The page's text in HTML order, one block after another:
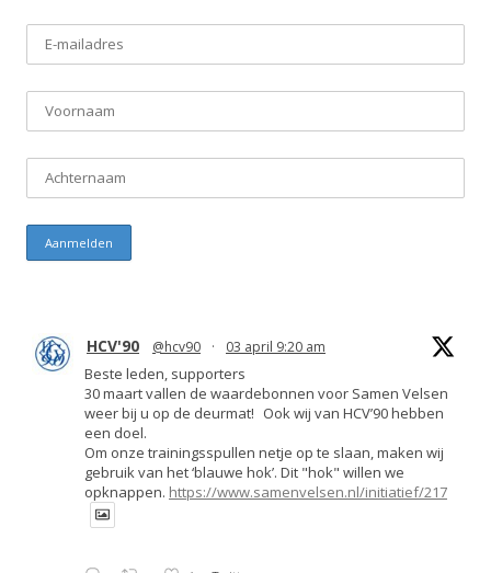
HCV'90 @hcv90 · 03 april 9:20 am
Beste leden, supporters
30 maart vallen de waardebonnen voor Samen Velsen
weer bij u op de deurmat! Ook wij van HCV’90 hebben
een doel.
Om onze trainingsspullen netje op te slaan, maken wij
gebruik van het ‘blauwe hok’. Dit "hok" willen we
opknappen. https://www.samenvelsen.nl/initiatief/217